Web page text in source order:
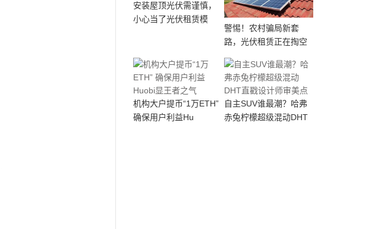
安装屋顶光伏需谨慎，
小心当了光伏租赁模
警惕！农村骗局新套
路，光伏租赁正在掏空
机构大户提币“1万ETH”
确保用户利益Hu
自主SUV谁最潮？哈弗
赤兔柠檬超级混动DHT